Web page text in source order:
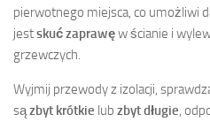
pierwotnego miejsca, co umożliwi
jestskuć zaprawęw ścianie i
grzewczych.
Wyjmij przewody z izolacji,
sązbyt krótkie lub zbyt długie ,